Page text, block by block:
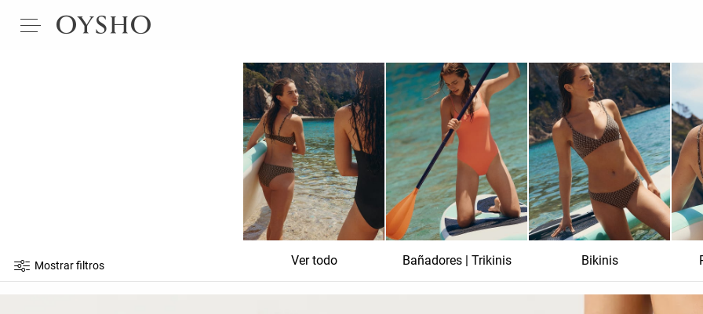
Mostrar filtros Ver todo Bañadores | Trikinis Bikinis